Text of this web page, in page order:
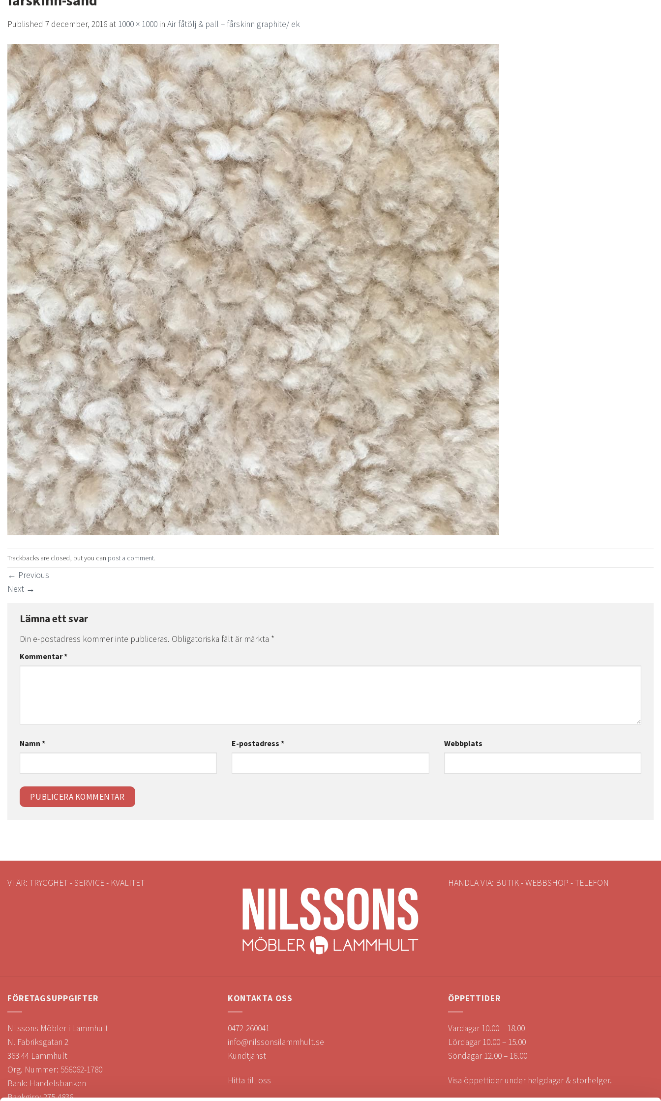
Published 7 december, 2016 at 1000 × 1000 in Air fåtölj & pall – fårskinn graphite/ ek
Trackbacks are closed, but you can post a comment.
← Previous
Next →
Lämna ett svar
Din e-postadress kommer inte publiceras. Obligatoriska fält är märkta *
Kommentar*
Namn * E-postadress* Webbplats
VI ÄR: TRYGGHET - SERVICE - KVALITET HANDLA VIA: BUTIK - WEBBSHOP - TELEFON
FÖRETAGSUPPGIFTER
Nilssons Möbler i Lammhult
N. Fabriksgatan 2
363 44 Lammhult
Org. Nummer: 556062-1780
Bank: Handelsbanken
Bankgiro: 275-4836
KONTAKTA OSS
0472-260041
info@nilssonsilammhult.se
Kundtjänst
Hitta till oss
ÖPPETTIDER
Vardagar 10.00 – 18.00
Lördagar 10.00 – 15.00
Söndagar 12.00 – 16.00
Visa öppettider under helgdagar & storhelger.